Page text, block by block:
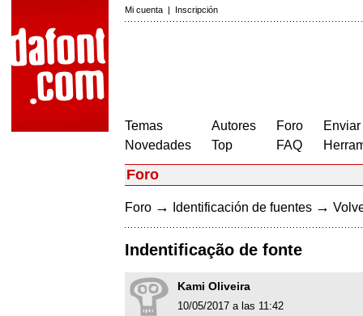
Mi cuenta | Inscripción
Temas
Novedades
Autores
Top
Foro
FAQ
Foro
Foro → Identificación de fuentes →
Indentificação de fonte
Kami Oliveira
10/05/2017 a las 11:42